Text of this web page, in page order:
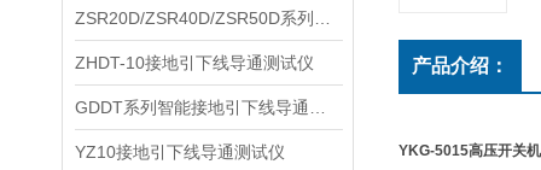
ZHDT-10接地引下线导通测试仪
YZ10接地引下线导通测试仪
产品介绍：
YKG-5015高压开关